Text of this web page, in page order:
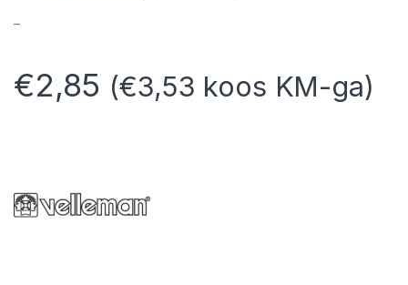
–
€2,85 (€3,53 koos KM-ga)